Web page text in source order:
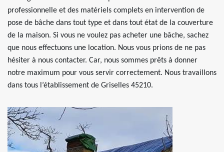
professionnelle et des matériels complets en intervention de
pose de bâche dans tout type et dans tout état de la couverture
de la maison. Si vous ne voulez pas acheter une bâche, sachez
que nous effectuons une location. Nous vous prions de ne pas
hésiter à nous contacter. Car, nous sommes prêts à donner
notre maximum pour vous servir correctement. Nous travaillons
dans tous l’établissement de Griselles 45210.